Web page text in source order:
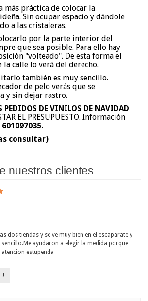
más práctica de colocar la
Sin ocupar espacio y dándole
a las cristaleras.
por la parte interior del
que sea posible. Para ello hay
"volteado". De esta forma el
la calle lo verá del derecho.
también es muy sencillo.
de pelo verás que se
y sin dejar rastro.
PEDIDOS DE VINILOS DE NAVIDAD
EL PRESUPUESTO. Información
601097035.
consultar)
nuestros clientes
dos tiendas y se ve muy bien en el escaparate y
sencillo.Me ayudaron a elegir la medida porque
estupenda
!